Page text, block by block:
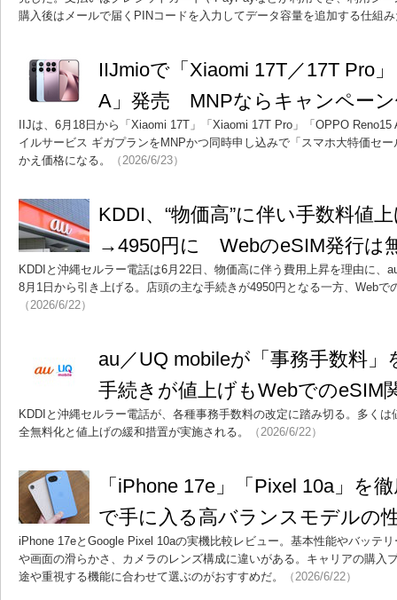
購入後はメールで届くPINコードを入力してデータ容量を追加する仕組
IIJmioで「Xiaomi 17T／17T Pro
A」発売 MNPならキャンペー
IIJは、6月18日から「Xiaomi 17T」「Xiaomi 17T Pro」「OPPO
イルサービス ギガプランをMNPかつ同時申し込みで「スマホ大特価セ
かえ価格になる。
（2026/6/23）
KDDI、“物価高”に伴い手数料値
→4950円に WebのeSIM発行は
KDDIと沖縄セルラー電話は6月22日、物価高に伴う費用上昇を理由に、
8月1日から引き上げる。店頭の主な手続きが4950円となる一方、Web
（2026/6/22）
au／UQ mobileが「事務手数料
手続きが値上げもWebでのeSIM
KDDIと沖縄セルラー電話が、各種事務手数料の改定に踏み切る。多く
全無料化と値上げの緩和措置が実施される。
（2026/6/22）
「iPhone 17e」「Pixel 10a」を
で手に入る高バランスモデルの
iPhone 17eとGoogle Pixel 10aの実機比較レビュー。基本性能やバッテ
や画面の滑らかさ、カメラのレンズ構成に違いがある。キャリアの購入
途や重視する機能に合わせて選ぶのがおすすめだ。
（2026/6/22）